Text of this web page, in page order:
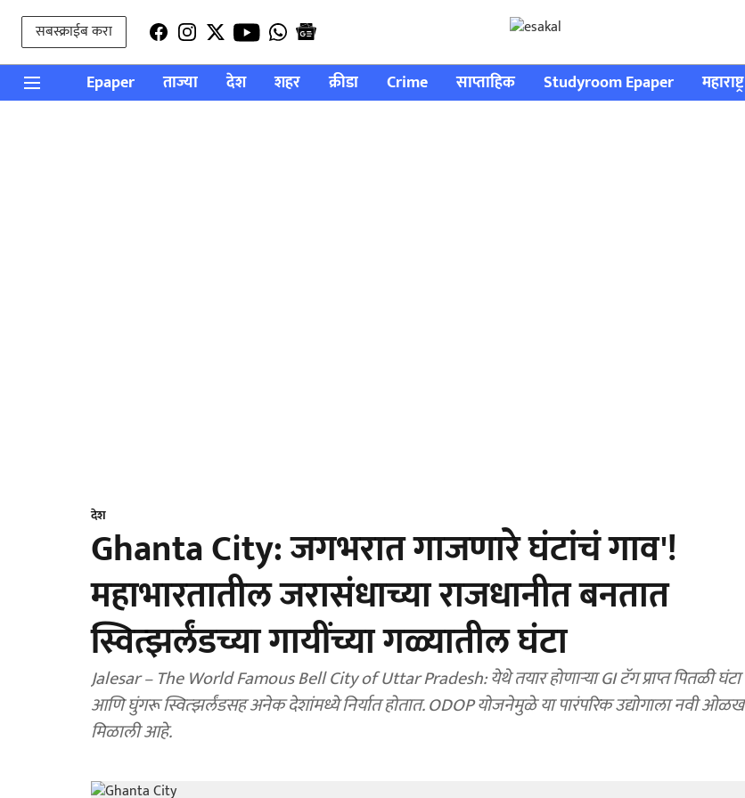
सबस्क्राईब करा
Epaper ताज्या देश शहर क्रीडा Crime साप्ताहिक Studyroom Epaper महाराष्ट्र
देश
Ghanta City: जगभरात गाजणारे घंटांचं गाव'!
महाभारतातील जरासंधाच्या राजधानीत बनतात
स्वित्झर्लंडच्या गायींच्या गळ्यातील घंटा
Jalesar – The World Famous Bell City of Uttar Pradesh: येथे तयार होणाऱ्या GI टॅग प्राप्त पितळी घंटा
आणि घुंगरू स्वित्झर्लंडसह अनेक देशांमध्ये निर्यात होतात. ODOP योजनेमुळे या पारंपरिक उद्योगाला नवी ओळख
मिळाली आहे.